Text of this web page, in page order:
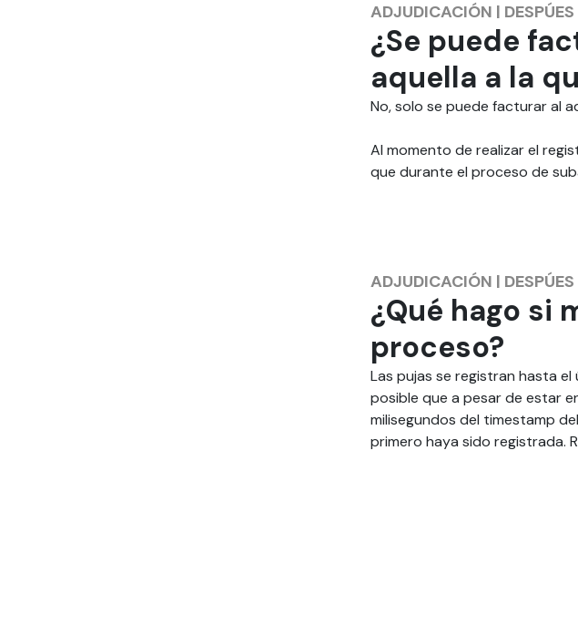
ADJUDICACIÓN |
¿Se puede
aquella a la
No, solo se puede facturar al
Al momento de realizar el
que durante el proceso de
ADJUDICACIÓN |
¿Qué hago si
proceso?
Las pujas se registran hasta
posible que a pesar de estar
milisegundos del timestamp
primero haya sido registrada.